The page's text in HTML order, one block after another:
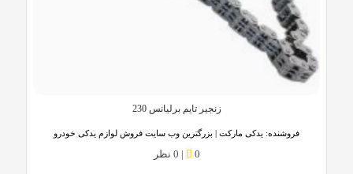
زنجیر تایم برلیانس 230
فروشنده: یدکی مارکت | بزرگترین وب سایت فروش لوازم یدکی خودرو
0
| 0 نظر